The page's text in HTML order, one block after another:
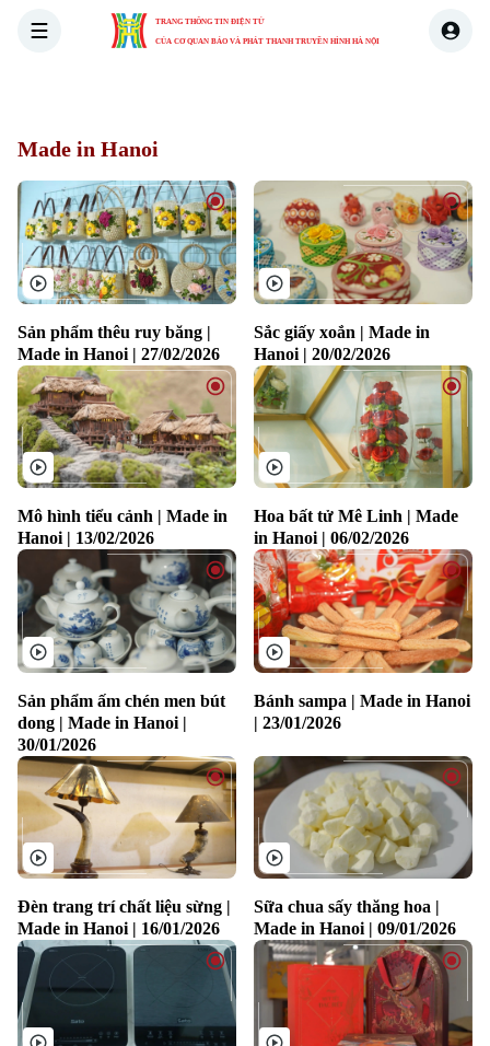
TRANG THÔNG TIN ĐIỆN TỬ
CỦA CƠ QUAN BÁO VÀ PHÁT THANH TRUYỀN HÌNH HÀ NỘI
Xu hướng
Made in Hanoi
Sản phẩm thêu ruy băng |
Made in Hanoi | 27/02/2026
Sắc giấy xoắn | Made in
Hanoi | 20/02/2026
Mô hình tiểu cảnh | Made in
Hanoi | 13/02/2026
Hoa bất tử Mê Linh | Made
in Hanoi | 06/02/2026
Sản phẩm ấm chén men bút
dong | Made in Hanoi |
30/01/2026
Bánh sampa | Made in Hanoi
| 23/01/2026
Đèn trang trí chất liệu sừng |
Made in Hanoi | 16/01/2026
Sữa chua sấy thăng hoa |
Made in Hanoi | 09/01/2026